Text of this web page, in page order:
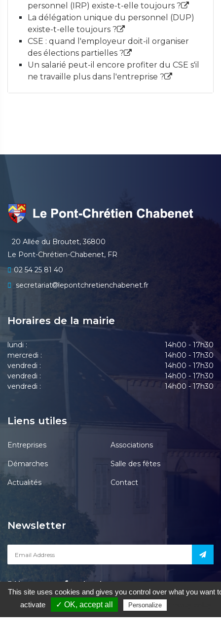
personnel (IRP) existe-t-elle toujours ?
La délégation unique du personnel (DUP)
existe-t-elle toujours ?
CSE : quand l'employeur doit-il organiser
des élections partielles ?
Un salarié peut-il encore profiter du CSE s'il
ne travaille plus dans l'entreprise ?
20 Allée du Broutet, 36800
Le Pont-Chrétien-Chabenet, FR
02 54 25 81 40
secretariat
lepontchretienchabenet.fr
Horaires de la mairie
lundi :
14h00 - 17h30
mercredi :
14h00 - 17h30
vendredi :
14h00 - 17h30
vendredi :
14h00 - 17h30
vendredi :
14h00 - 17h30
Liens utiles
Entreprises Associations
Démarches Salle des fêtes
Actualités Contact
Newsletter
Notre page acebook
This site uses cookies and gives you control over what you want
activate
✓ OK, accept all Personalize